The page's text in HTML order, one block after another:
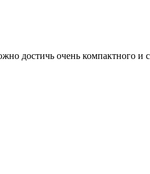
достичь очень компактного и